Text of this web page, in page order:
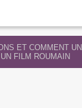
FILM ROUMAIN